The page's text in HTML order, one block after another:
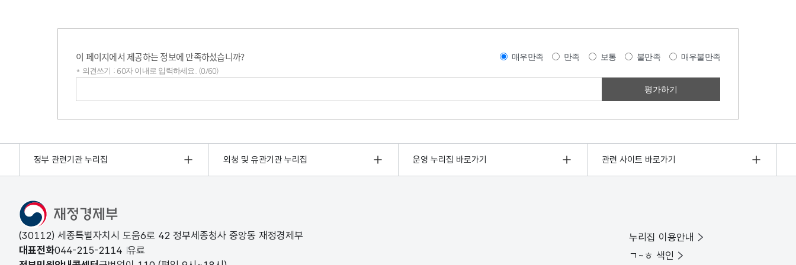
이 페이지에서 제공하는 정보에 만족하셨습니까? 매우만족 만족 보통 불만족 매우불만족
* 의견쓰기 : 60자 이내로 입력하세요. (0/60)
정부 관련기관 누리집 외청 및 유관기관 누리집 운영 누리집 바로가기 관련 사이트 바로가기
(30112) 세종특별자치시 도움6로 42 정부세종청사 중앙동 재정경제부
대표전화044-215-2114 유료
누리집 이용안내
ㄱ~ㅎ 색인